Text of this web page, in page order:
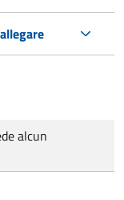
alcun